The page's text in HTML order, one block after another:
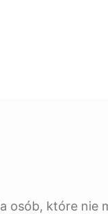
osób, które nie